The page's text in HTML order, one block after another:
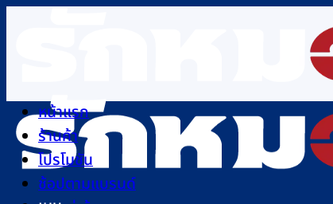
หน้าแรก
ร้านค้า
โปรโมชัน
ช้อปตามแบรนด์